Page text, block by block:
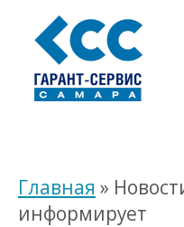
Главная »
информирует